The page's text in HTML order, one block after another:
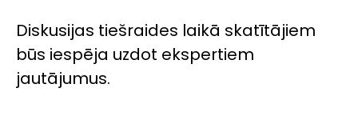
Diskusijas tiešraides laikā skatītājiem
būs iespēja uzdot ekspertiem
jautājumus.